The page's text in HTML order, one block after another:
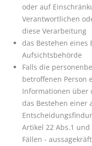
oder auf
Verantwortlichen
diese Verarbeitung
das Bestehen
Aufsichtsbehörde
Falls die
betroffenen Person
Informationen über
das Bestehen einer
Artikel 22 Abs.1
Fällen -